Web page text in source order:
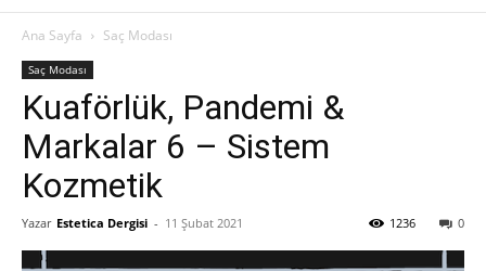
Ana Sayfa Saç Modası
Saç Modası
Kuaförlük, Pandemi &
Markalar 6 – Sistem
Kozmetik
Yazar Estetica Dergisi - 11 Şubat 2021 0
1236